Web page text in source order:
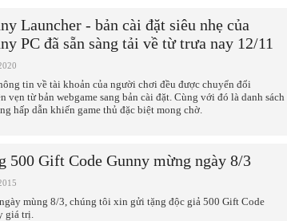
Launcher - bản cài đặt siêu nhẹ của
PC đã sẵn sàng tải về từ trưa nay 12/11
tin về tài khoản của người chơi đều được chuyển đổi
vẹn từ bản webgame sang bản cài đặt. Cùng với đó là danh sách
hấp dẫn khiến game thủ đặc biệt mong chờ.
500 Gift Code Gunny mừng ngày 8/3
mùng 8/3, chúng tôi xin gửi tặng độc giả 500 Gift Code
giá trị.